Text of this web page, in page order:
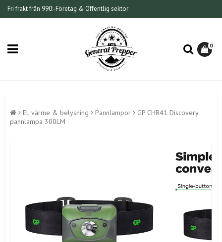
Fri frakt från 990:-Företag & Offentlig sektor
0
El, värme & belysning Pannlampor
GP CHR41 Discovery
pannlampa 300LM